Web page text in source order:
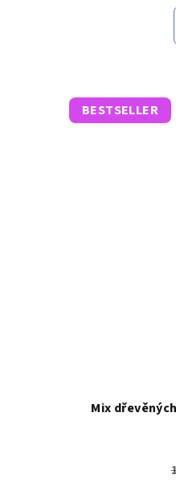
BESTSELLER
Mix